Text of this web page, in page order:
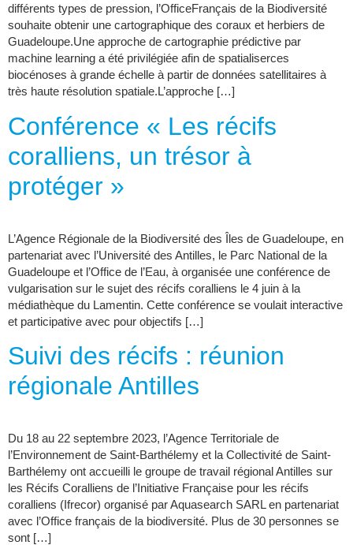
différents types de pression, l’OfficeFrançais de la Biodiversité
souhaite obtenir une cartographique des coraux et herbiers de
Guadeloupe.Une approche de cartographie prédictive par
machine learning a été privilégiée afin de spatialiserces
biocénoses à grande échelle à partir de données satellitaires à
très haute résolution spatiale.L’approche […]
Conférence « Les récifs
coralliens, un trésor à
protéger »
L’Agence Régionale de la Biodiversité des Îles de Guadeloupe, en
partenariat avec l’Université des Antilles, le Parc National de la
Guadeloupe et l’Office de l’Eau, à organisée une conférence de
vulgarisation sur le sujet des récifs coralliens le 4 juin à la
médiathèque du Lamentin. Cette conférence se voulait interactive
et participative avec pour objectifs […]
Suivi des récifs : réunion
régionale Antilles
Du 18 au 22 septembre 2023, l’Agence Territoriale de
l’Environnement de Saint-Barthélemy et la Collectivité de Saint-
Barthélemy ont accueilli le groupe de travail régional Antilles sur
les Récifs Coralliens de l’Initiative Française pour les récifs
coralliens (Ifrecor) organisé par Aquasearch SARL en partenariat
avec l’Office français de la biodiversité. Plus de 30 personnes se
sont […]